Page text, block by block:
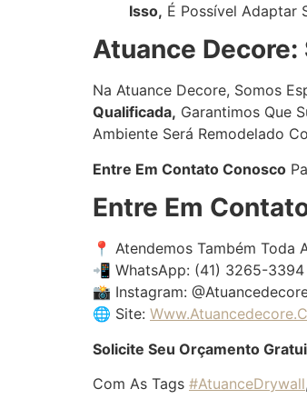
Isso, É Possível Adaptar
Atuance Decore:
Na Atuance Decore, Somos
Qualificada, Garantimos Que
Ambiente Será Remodelado
Entre Em Contato Conosco
Entre Em
📍 Atendemos Também Toda
📲 WhatsApp: (41) 3265-3394
📸 Instagram:
🌐 Site:
Solicite Seu Orçamento
Com As Tags #AtuanceDrywall,